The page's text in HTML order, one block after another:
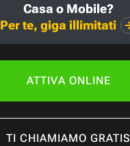
Casa o Mobile?
Per te, giga illimitati
ATTIVA ONLINE
TI CHIAMIAMO GRATIS